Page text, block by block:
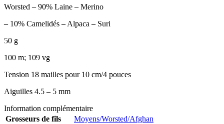
Worsted – 90% Laine – Merino
– 10% Camelidés – Alpaca – Suri
50 g
100 m; 109 vg
Tension 18 mailles pour 10 cm/4 pouces
Aiguilles 4.5 – 5 mm
Information complémentaire
Grosseurs de fils
Moyens/Worsted/Afghan